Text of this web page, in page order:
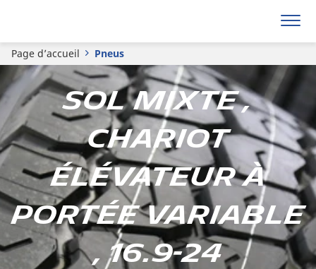
Page d’accueil Pneus
Sol mixte ,
Chariot
élévateur à
portée variable
, 16.9-24